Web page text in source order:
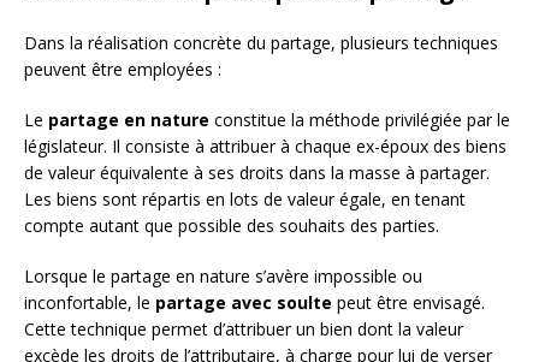
Dans la réalisation concrète du partage, plusieurs techniques
peuvent être employées :
Le partage en nature constitue la méthode privilégiée par le
législateur. Il consiste à attribuer à chaque ex-époux des biens
de valeur équivalente à ses droits dans la masse à partager.
Les biens sont répartis en lots de valeur égale, en tenant
compte autant que possible des souhaits des parties.
Lorsque le partage en nature s’avère impossible ou
inconfortable, le partage avec soulte peut être envisagé.
Cette technique permet d’attribuer un bien dont la valeur
excède les droits de l’attributaire, à charge pour lui de verser